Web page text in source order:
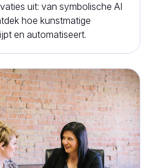
uit: van symbolische AI
hoe kunstmatige
en automatiseert.